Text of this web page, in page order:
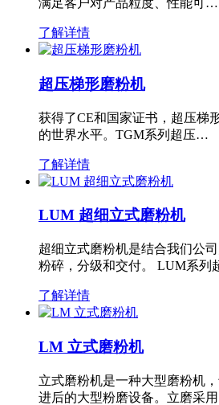
满足客户对产品粒度、性能可…
了解详情
超压梯形磨粉机
获得了CE和国家证书，超压梯
的世界水平。TGM系列超压…
了解详情
LUM 超细立式磨粉机
超细立式磨粉机是结合我们公
粉碎，分级和交付。 LUM系列
了解详情
LM 立式磨粉机
立式磨粉机是一种大型磨粉机
进后的大型粉磨设备。立磨采